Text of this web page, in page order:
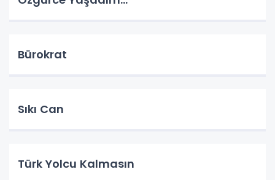
Bürokrat
Sıkı Can
Türk Yolcu Kalmasın